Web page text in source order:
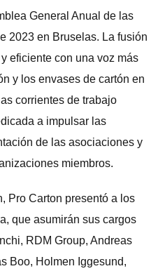
General Anual de las
2023 en Bruselas. La fusión
eficiente con una voz más
y los envases de cartón en
corrientes de trabajo
a impulsar las
de las asociaciones y
miembros.
Pro Carton presentó a los
que asumirán sus cargos
RDM Group, Andreas
Boo, Holmen Iggesund,